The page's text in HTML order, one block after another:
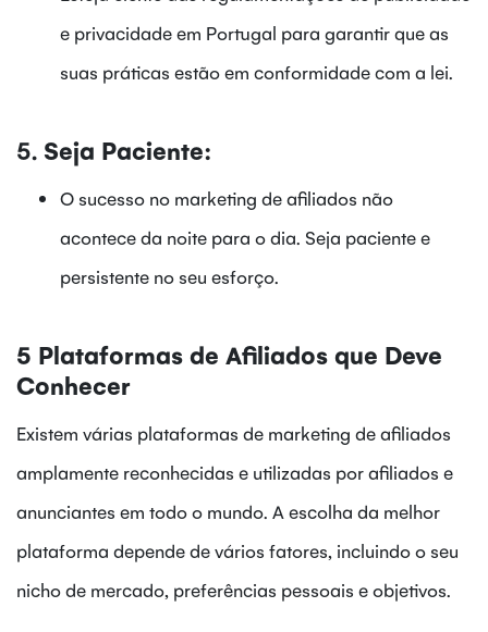
e privacidade em Portugal para garantir que as
suas práticas estão em conformidade com a lei.
5. Seja Paciente:
O sucesso no marketing de afiliados não
acontece da noite para o dia. Seja paciente e
persistente no seu esforço.
5 Plataformas de Afiliados que Deve
Conhecer
Existem várias plataformas de marketing de afiliados
amplamente reconhecidas e utilizadas por afiliados e
anunciantes em todo o mundo. A escolha da melhor
plataforma depende de vários fatores, incluindo o seu
nicho de mercado, preferências pessoais e objetivos.